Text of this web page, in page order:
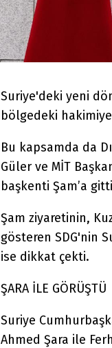
Suriye'deki yeni
bölgedeki
Bu kapsamda da
Güler ve MİT
başkenti Şam’a
Şam ziyaretinin,
gösteren SDG'nin
ise dikkat çekti.
ŞARA İLE GÖRÜŞTÜ
Suriye
Ahmed Şara ile